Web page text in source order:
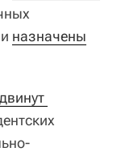
назначены